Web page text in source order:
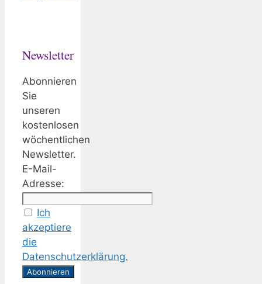
Newsletter
Abonnieren
Sie
unseren
kostenlosen
wöchentlichen
Newsletter.
E-Mail-
Adresse:
Ich
akzeptiere
die
Datenschutzerklärung.